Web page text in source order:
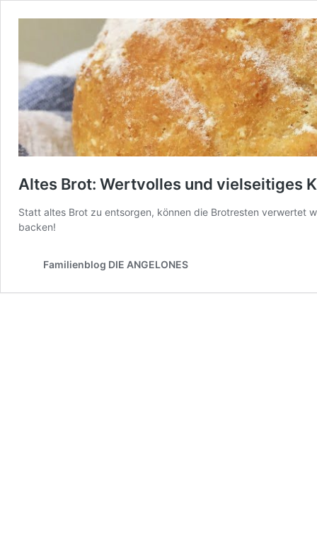
Altes Brot: Wertvolles und vielseitiges
Statt altes Brot zu entsorgen, können die Brotresten verwertet
backen!
Familienblog DIE ANGELONES